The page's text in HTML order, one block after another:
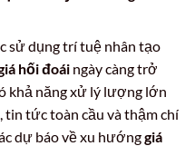
sử dụng trí tuệ nhân tạo
hối đoái ngày càng trở
khả năng xử lý lượng lớn
tin tức toàn cầu và thậm chí
dự báo về xu hướnggiá